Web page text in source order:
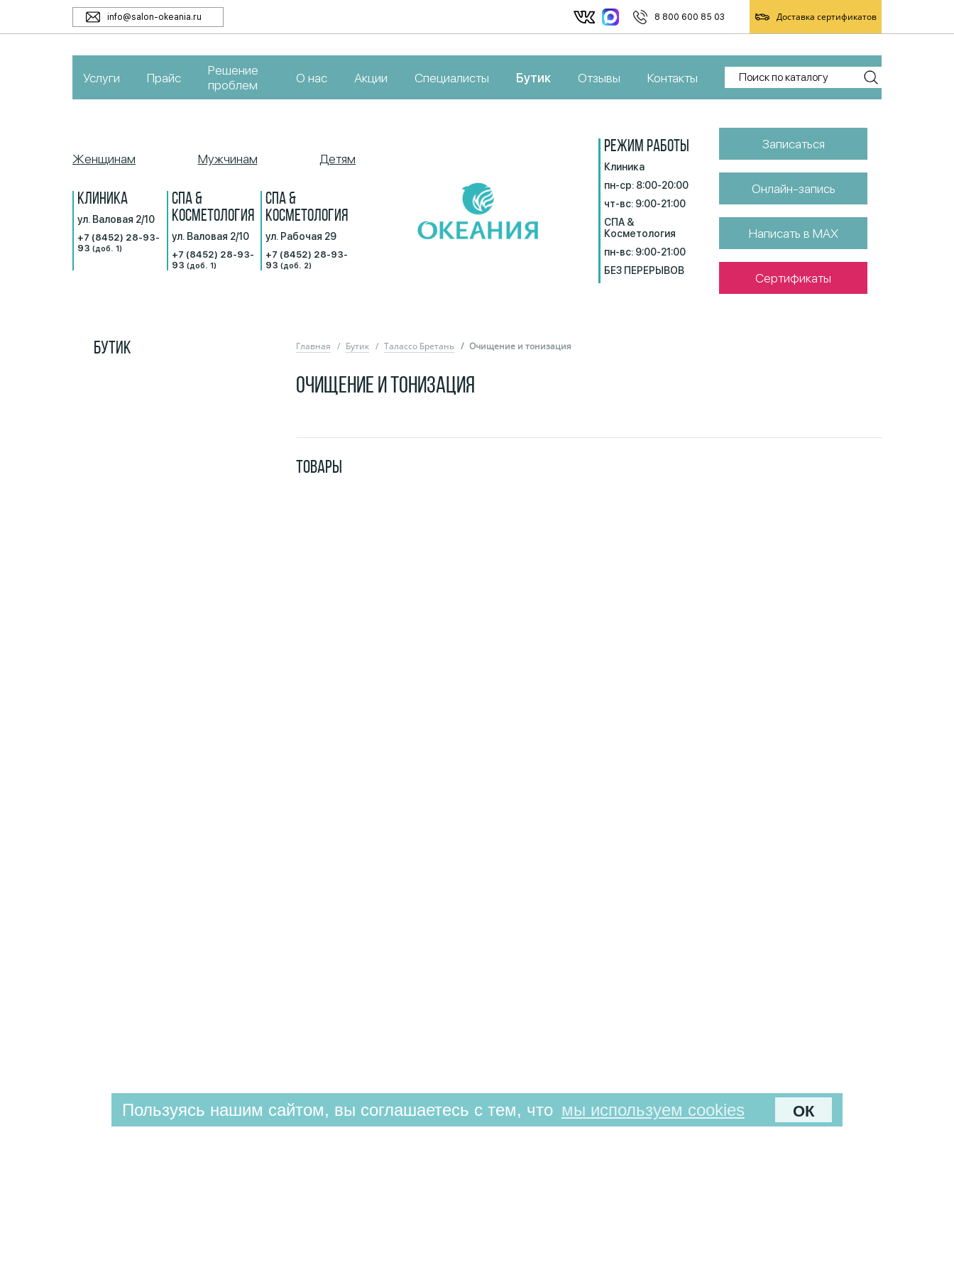
Пользуясь нашим сайтом, вы соглашаетесь с тем, что мы используем cookies ОК
info@salon-okeania.ru 8 800 600 85 03 Доставка сертификатов
Услуги Прайс
Решение
проблем
О нас Акции Специалисты Бутик Отзывы Контакты
Женщинам Мужчинам Детям
КЛИНИКА
ул. Валовая 2/10
+7 (8452) 28-93-
93(доб. 1)
СПА &
КОСМЕТОЛОГИЯ
ул. Валовая 2/10
+7 (8452) 28-93-
93 (доб. 1)
СПА &
КОСМЕТОЛОГИЯ
ул. Рабочая 29
+7 (8452) 28-93-
93(доб. 2)
РЕЖИМ РАБОТЫ
Клиника
пн-ср: 8:00-20:00
чт-вс: 9:00-21:00
СПА &
Косметология
пн-вс: 9:00-21:00
БЕЗ ПЕРЕРЫВОВ
Записаться
Онлайн-запись
Написать в MAX
Сертификаты
БУТИК Главная Бутик Талассо Бретань Очищение и тонизация
ОЧИЩЕНИЕ И ТОНИЗАЦИЯ
ТОВАРЫ